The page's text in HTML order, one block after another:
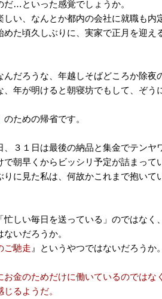
…といった感覚でしょうか。
い、なんとか都内の会社に就職も内
た頃久しぶりに、実家で正月を迎え
だろうな、年越しそばどころか除夜
、年が明けると朝寝坊でもして、ぞう
のための帰省です。
３１日は最後の納品と集金でテンヤ
朝早くからビッシリ予定が詰まって
に見た私は、何故かこれまで抱いて
しい毎日を送っている」のではなく、
いだろうか。
ご馳走 』というやつではないだろうか。
お金のためだけに働いているのではな
るようだ。